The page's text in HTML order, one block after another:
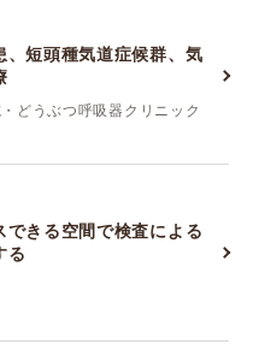
、短頭種気道症候群、気
どうぶつ呼吸器クリニック
できる空間で検査による
る